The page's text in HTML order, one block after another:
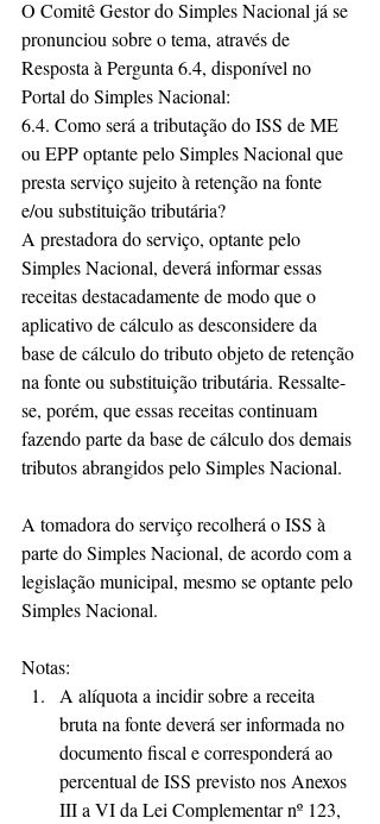
O Comitê Gestor do Simples Nacional já se
pronunciou sobre o tema, através de
Resposta à Pergunta 6.4, disponível no
Portal do Simples Nacional:
6.4. Como será a tributação do ISS de ME
ou EPP optante pelo Simples Nacional que
presta serviço sujeito à retenção na fonte
e/ou substituição tributária?
A prestadora do serviço, optante pelo
Simples Nacional, deverá informar essas
receitas destacadamente de modo que o
aplicativo de cálculo as desconsidere da
base de cálculo do tributo objeto de retenção
na fonte ou substituição tributária. Ressalte-
se, porém, que essas receitas continuam
fazendo parte da base de cálculo dos demais
tributos abrangidos pelo Simples Nacional.
A tomadora do serviço recolherá o ISS à
parte do Simples Nacional, de acordo com a
legislação municipal, mesmo se optante pelo
Simples Nacional.
Notas:
A alíquota a incidir sobre a receita
bruta na fonte deverá ser informada no
documento fiscal e corresponderá ao
percentual de ISS previsto nos Anexos
III a VI da Lei Complementar nº 123,